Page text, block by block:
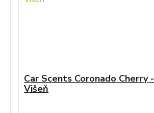
Car Scents Coronado Cherry -
Višeň